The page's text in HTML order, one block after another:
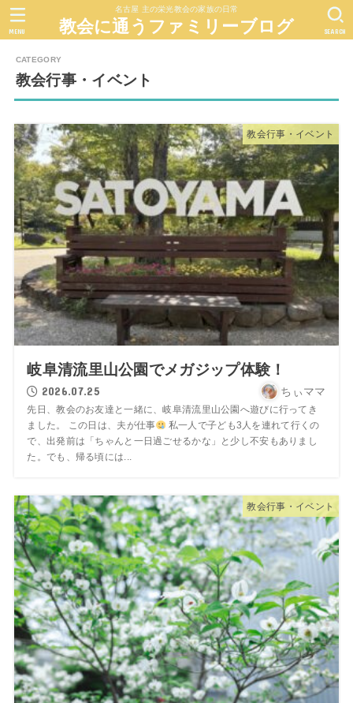
名古屋 主の栄光教会の家族の日常
教会に通うファミリーブログ SEARCH
MENU
教会行事・イベント
教会行事・イベント
岐阜清流里山公園でメガジップ体験！
2026.07.25 ちぃママ
先日、教会のお友達と一緒に、岐阜清流里山公園へ遊びに行ってき
ました。 この日は、夫が仕事
私一人で子ども3人を連れて行くの
で、出発前は「ちゃんと一日過ごせるかな」と少し不安もありまし
た。でも、帰る頃には...
教会行事・イベント